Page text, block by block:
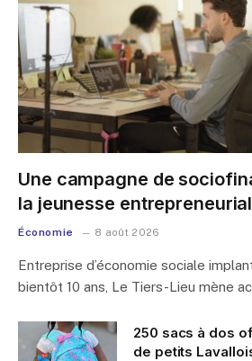
Une campagne de
la jeunesse
Économie 8 août 2026
Entreprise d’économie sociale
bientôt 10 ans, Le Tiers-Lieu mène
250 sacs à dos
de petits